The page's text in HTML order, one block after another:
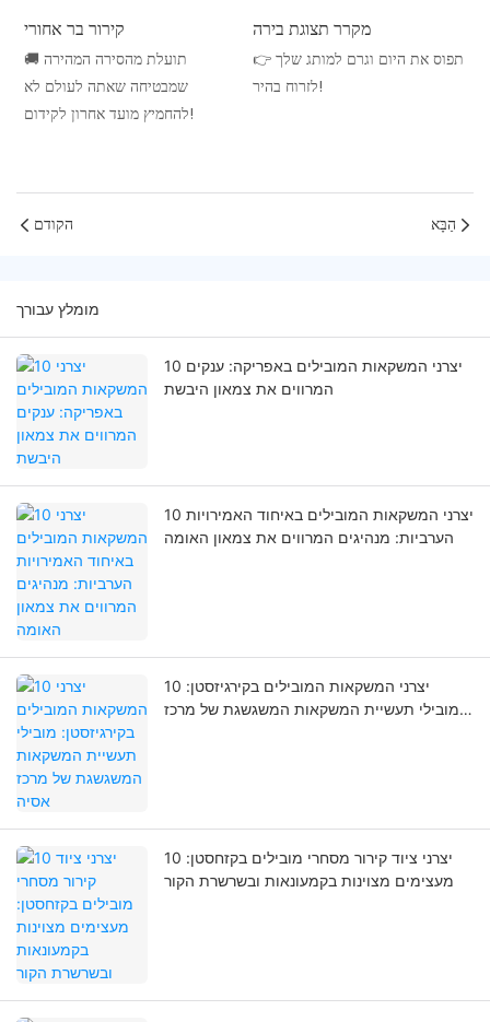
קירור בר אחורי
🚚 תועלת מהסירה המהירה
שמבטיחה שאתה לעולם לא
להחמיץ מועד אחרון לקידום!
מקרר תצוגת בירה
👉 תפוס את היום וגרם למותג שלך
לזרוח בהיר!
הקודם הַבָּא
מומלץ עבורך
10 יצרני המשקאות המובילים באפריקה: ענקים
המרווים את צמאון היבשת
10 יצרני המשקאות המובילים באיחוד האמירויות
הערביות: מנהיגים המרווים את צמאון האומה
10 יצרני המשקאות המובילים בקירגיזסטן:
מובילי תעשיית המשקאות המשגשגת של מרכז
10 יצרני ציוד קירור מסחרי מובילים בקזחסטן:
מעצימים מצוינות בקמעונאות ובשרשרת הקור